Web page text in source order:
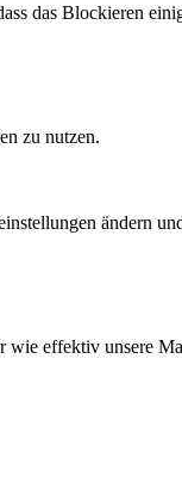
das Blockieren
zu nutzen.
ändern
effektiv unsere